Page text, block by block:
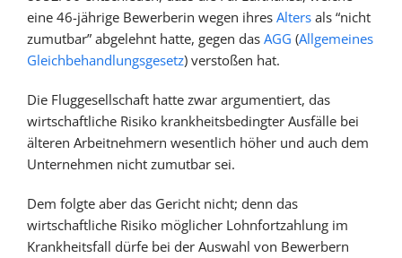
eine 46-jährige Bewerberin wegen ihres Alters als “nicht
zumutbar” abgelehnt hatte, gegen das AGG (Allgemeines
Gleichbehandlungsgesetz) verstoßen hat.
Die Fluggesellschaft hatte zwar argumentiert, das
wirtschaftliche Risiko krankheitsbedingter Ausfälle bei
älteren Arbeitnehmern wesentlich höher und auch dem
Unternehmen nicht zumutbar sei.
Dem folgte aber das Gericht nicht; denn das
wirtschaftliche Risiko möglicher Lohnfortzahlung im
Krankheitsfall dürfe bei der Auswahl von Bewerbern